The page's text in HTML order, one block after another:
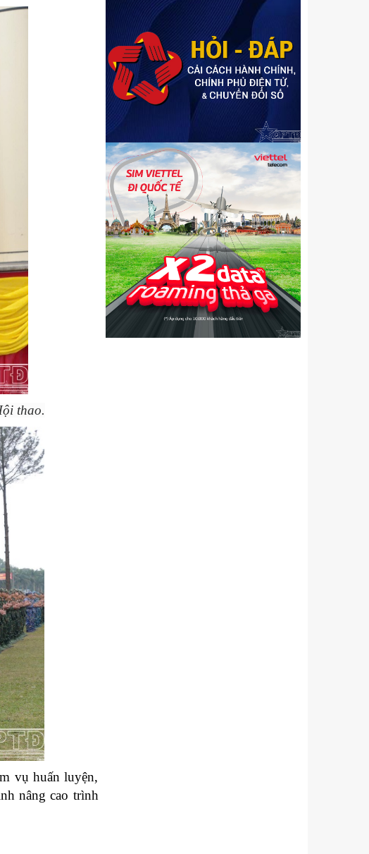
thao.
vụ huấn luyện,
nâng cao trình